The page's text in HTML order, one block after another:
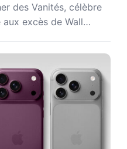
des Vanités, célèbre
aux excès de Wall…